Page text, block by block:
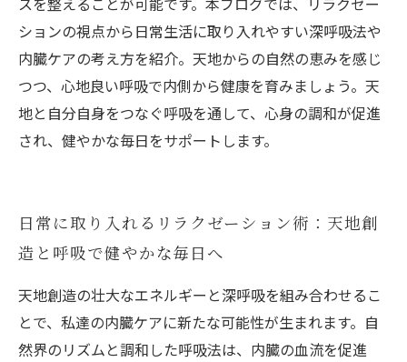
ションの視点から日常生活に取り入れやすい深呼吸法や
内臓ケアの考え方を紹介。天地からの自然の恵みを感じ
つつ、心地良い呼吸で内側から健康を育みましょう。天
地と自分自身をつなぐ呼吸を通して、心身の調和が促進
され、健やかな毎日をサポートします。
日常に取り入れるリラクゼーション術：天地創
造と呼吸で健やかな毎日へ
天地創造の壮大なエネルギーと深呼吸を組み合わせるこ
とで、私達の内臓ケアに新たな可能性が生まれます。自
然界のリズムと調和した呼吸法は、内臓の血流を促進